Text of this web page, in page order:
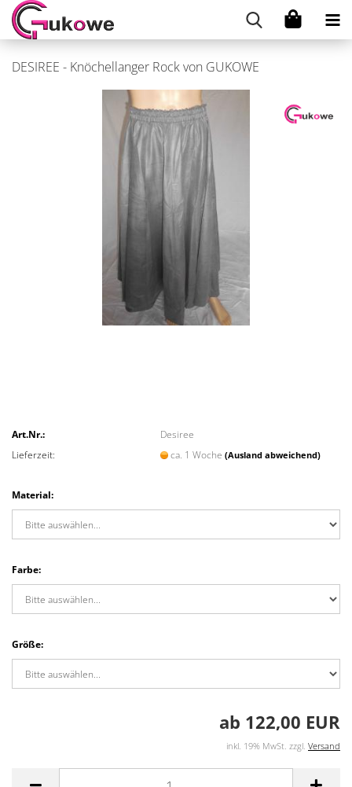
DESIREE - Knöchellanger Rock von GUKOWE
Art.Nr.:
Desiree
Lieferzeit:
ca. 1 Woche(Ausland abweichend)
Material:
Farbe:
Größe:
ab 122,00 EUR
inkl. 19% MwSt. zzgl. Versand